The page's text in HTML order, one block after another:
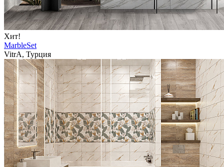
Хит!
MarbleSet
VitrA, Турция